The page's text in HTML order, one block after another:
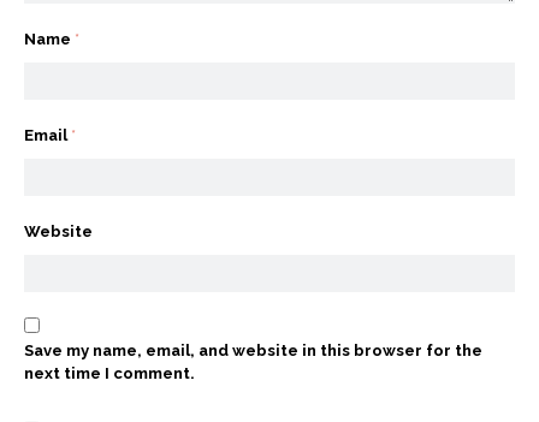
Name *
Email *
Website
Save my name, email, and website in this browser for the
next time I comment.